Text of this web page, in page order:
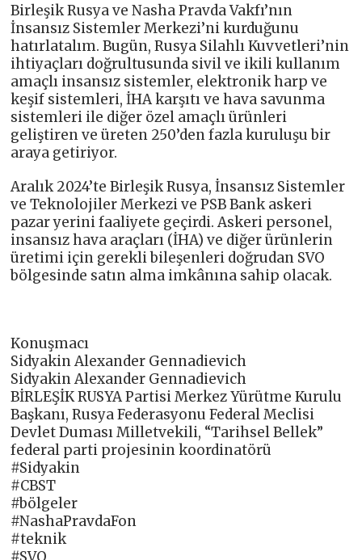
Birleşik Rusya ve Nasha Pravda Vakfı’nın
İnsansız Sistemler Merkezi’ni kurduğunu
hatırlatalım. Bugün, Rusya Silahlı Kuvvetleri’nin
ihtiyaçları doğrultusunda sivil ve ikili kullanım
amaçlı insansız sistemler, elektronik harp ve
keşif sistemleri, İHA karşıtı ve hava savunma
sistemleri ile diğer özel amaçlı ürünleri
geliştiren ve üreten 250’den fazla kuruluşu bir
araya getiriyor.
Aralık 2024’te Birleşik Rusya, İnsansız Sistemler
ve Teknolojiler Merkezi ve PSB Bank askeri
pazar yerini faaliyete geçirdi. Askeri personel,
insansız hava araçları (İHA) ve diğer ürünlerin
üretimi için gerekli bileşenleri doğrudan SVO
bölgesinde satın alma imkânına sahip olacak.
Konuşmacı
Sidyakin Alexander Gennadievich
Sidyakin Alexander Gennadievich
BİRLEŞİK RUSYA Partisi Merkez Yürütme Kurulu
Başkanı, Rusya Federasyonu Federal Meclisi
Devlet Duması Milletvekili, “Tarihsel Bellek”
federal parti projesinin koordinatörü
#Sidyakin
#CBST
#bölgeler
#NashaPravdaFon
#teknik